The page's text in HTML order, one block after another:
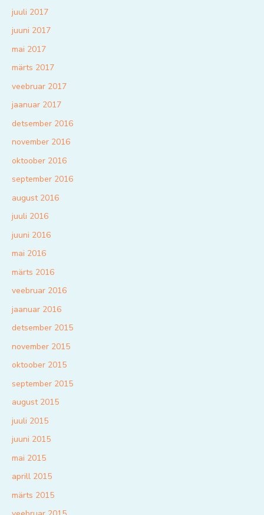
juuli 2017
juuni 2017
mai 2017
märts 2017
veebruar 2017
jaanuar 2017
detsember 2016
november 2016
oktoober 2016
september 2016
august 2016
juuli 2016
juuni 2016
mai 2016
märts 2016
veebruar 2016
jaanuar 2016
detsember 2015
november 2015
oktoober 2015
september 2015
august 2015
juuli 2015
juuni 2015
mai 2015
aprill 2015
märts 2015